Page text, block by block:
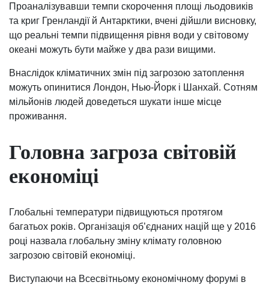
Проаналізувавши темпи скорочення площі льодовиків
та криг Гренландії й Антарктики, вчені дійшли висновку,
що реальні темпи підвищення рівня води у світовому
океані можуть бути майже у два рази вищими.
Внаслідок кліматичних змін під загрозою затоплення
можуть опинитися Лондон, Нью-Йорк і Шанхай. Сотням
мільйонів людей доведеться шукати інше місце
проживання.
Головна загроза світовій
економіці
Глобальні температури підвищуються протягом
багатьох років. Організація об’єднаних націй ще у 2016
році назвала глобальну зміну клімату головною
загрозою світовій економіці.
Виступаючи на Всесвітньому економічному форумі в